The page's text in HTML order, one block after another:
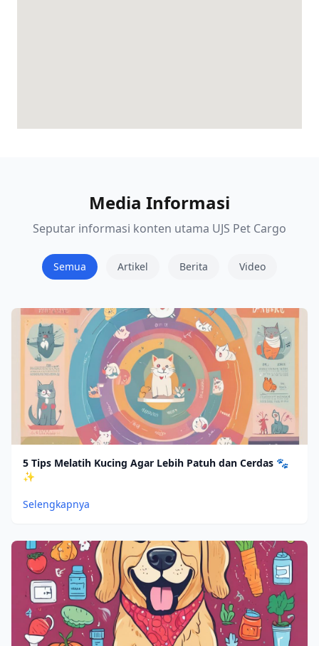
Media Informasi
Seputar informasi konten utama UJS Pet Cargo
Semua Artikel Berita Video
5 Tips Melatih Kucing Agar Lebih Patuh dan Cerdas 🐾
✨
Selengkapnya